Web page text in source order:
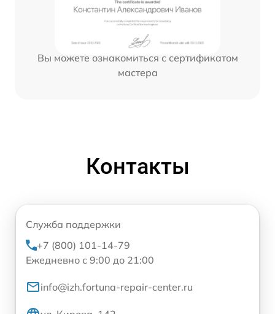
Вы можете ознакомиться с сертификатом
мастера
Контакты
Служба поддержки
+7 (800) 101-14-79
Ежедневно с 9:00 до 21:00
info@izh.fortuna-repair-center.ru